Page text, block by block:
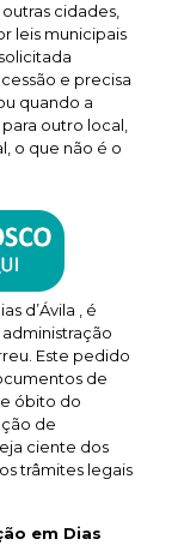
cidades,
leis municipais
e precisa
quando a
outro local,
o que não é o
d’Ávila , é
Este pedido
de
óbito do
de
ciente dos
trâmites legais
em Dias